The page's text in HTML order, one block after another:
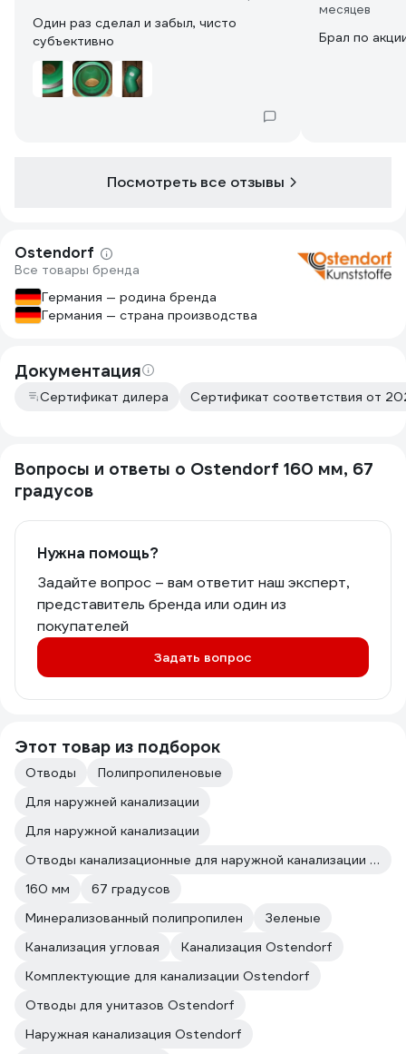
Один раз сделал и забыл, чисто
субъективно
месяцев
Брал по
Посмотреть все отзывы
Ostendorf
Все товары бренда
Германия — родина бренда
Германия — страна производства
Документация
Сертификат дилера Сертификат соответствия от
Вопросы и ответы о Ostendorf 160 мм, 67
градусов
Нужна помощь?
Задайте вопрос – вам ответит наш эксперт,
представитель бренда или один из
покупателей
Задать вопрос
Этот товар из подборок
Отводы
Полипропиленовые
Для наружней канализации
Для наружной канализации
Отводы канализационные для наружной канализации Ostendorf
160 мм
67 градусов
Минерализованный полипропилен
Зеленые
Канализация угловая
Канализация Ostendorf
Комплектующие для канализации Ostendorf
Отводы для унитазов Ostendorf
Наружная канализация Ostendorf